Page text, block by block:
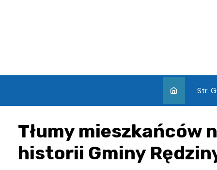
Str.
Tłumy mieszkańców
historii Gminy